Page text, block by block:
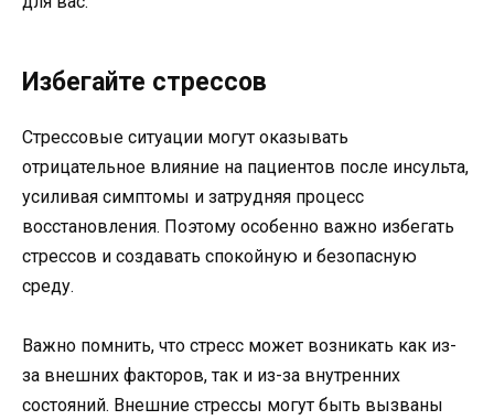
Избегайте стрессов
Стрессовые ситуации могут оказывать
отрицательное влияние на пациентов после инсульта,
усиливая симптомы и затрудняя процесс
восстановления. Поэтому особенно важно избегать
стрессов и создавать спокойную и безопасную
среду.
Важно помнить, что стресс может возникать как из-
за внешних факторов, так и из-за внутренних
состояний. Внешние стрессы могут быть вызваны